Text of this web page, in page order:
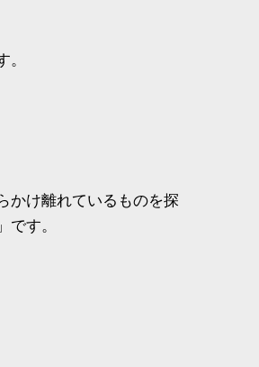
かけ離れているものを探
す。